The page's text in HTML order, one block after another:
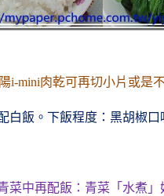
i-mini肉乾可再切小片或是
白飯 。 下飯程度： 黑胡椒口
菜中再配飯：青菜「水煮